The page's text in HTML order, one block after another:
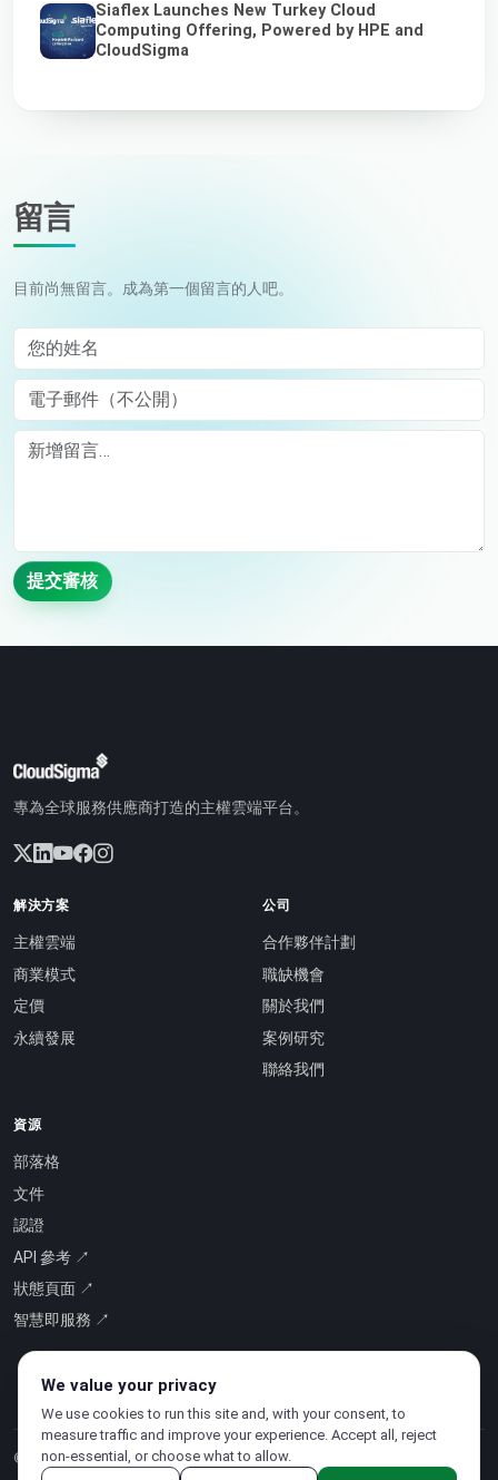
Siaflex Launches New Turkey Cloud
Computing Offering, Powered by HPE and
CloudSigma
留言
目前尚無留言。成為第一個留言的人吧。
您的姓名
電子郵件（不公開）
Comment
提交審核
專為全球服務供應商打造的主權雲端平台。
解決方案
主權雲端
商業模式
定價
永續發展
公司
合作夥伴計劃
職缺機會
關於我們
案例研究
聯絡我們
資源
部落格
文件
認證
API 參考 ↗
狀態頁面 ↗
智慧即服務 ↗
© 2026 CloudSigma Holding AG.版權所有.
We value your privacy
We use cookies to run this site and, with your consent, to
measure traffic and improve your experience. Accept all, reject
non-essential, or choose what to allow.